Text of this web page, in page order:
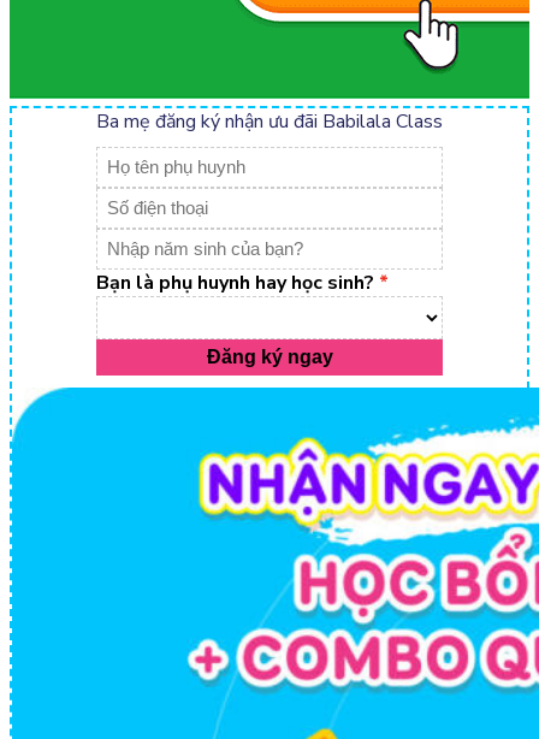
Ba mẹ đăng ký nhận ưu đãi Babilala Class
Bạn là phụ huynh hay học sinh?
Đăng ký ngay